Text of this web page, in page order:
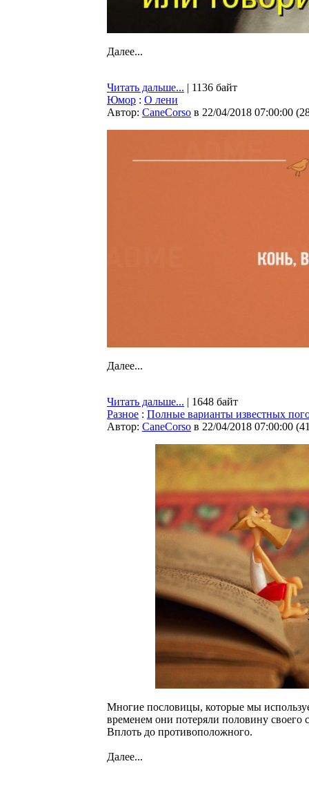
Далее...
Читать дальше... | 1136 байт
Юмор : О лени
Автор: CaneCorso в 22/04/2018 07:00:00 (
Далее...
Читать дальше... | 1648 байт
Разное : Полные варианты известных
Автор: CaneCorso в 22/04/2018 07:00:00 (
Многие пословицы, которые мы
временем они потеряли половину
Вплоть до противоположного.
Далее...